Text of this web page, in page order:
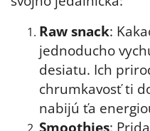
Raw snack:
jednoducho
desiatu. Ich
chrumkavosť ti
nabijú ťa
Smoothies: